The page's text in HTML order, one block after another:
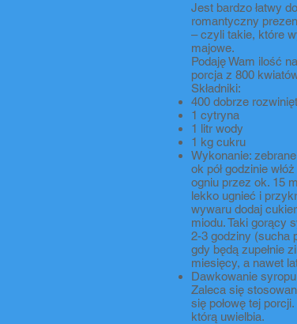
Jest bardzo łatwy
romantyczny
– czyli takie, które
majowe.
Podaję Wam ilość
porcja z 800
Składniki:
400 dobrze
1 cytryna
1 litr wody
1 kg cukru
Wykonanie:
ok pół godzinie
ogniu przez ok. 15
lekko ugnieć i
wywaru dodaj
miodu. Taki gorący
2-3 godziny (sucha
gdy będą zupełnie
miesięcy, a nawet
Dawkowanie
Zaleca się
się połowę tej
którą uwielbia.